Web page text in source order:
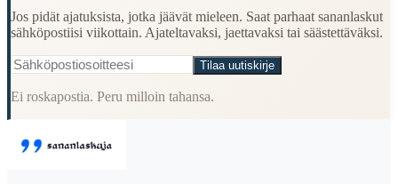
Jos pidät ajatuksista, jotka jäävät mieleen. Saat parhaat sananlaskut
sähköpostiisi viikottain. Ajateltavaksi, jaettavaksi tai säästettäväksi.
Tilaa uutiskirje
Ei roskapostia. Peru milloin tahansa.